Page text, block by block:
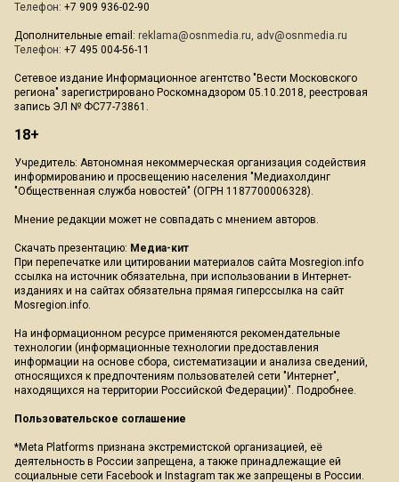
Телефон: +7 909 936-02-90
Дополнительные email: reklama@osnmedia.ru, adv@osnmedia.ru
Телефон: +7 495 004-56-11
Сетевое издание Информационное агентство "Вести Московского
региона" зарегистрировано Роскомнадзором 05.10.2018, реестровая
запись ЭЛ № ФС77-73861.
18+
Учредитель: Автономная некоммерческая организация содействия
информированию и просвещению населения "Медиахолдинг
"Общественная служба новостей" (ОГРН 1187700006328).
Мнение редакции может не совпадать с мнением авторов.
Скачать презентацию: Медиа-кит
При перепечатке или цитировании материалов сайта Mosregion.info
ссылка на источник обязательна, при использовании в Интернет-
изданиях и на сайтах обязательна прямая гиперссылка на сайт
Mosregion.info.
На информационном ресурсе применяются рекомендательные
технологии (информационные технологии предоставления
информации на основе сбора, систематизации и анализа сведений,
относящихся к предпочтениям пользователей сети "Интернет",
находящихся на территории Российской Федерации)". Подробнее.
Пользовательское соглашение
*Meta Platforms признана экстремистской организацией, её
деятельность в России запрещена, а также принадлежащие ей
социальные сети Facebook и Instagram так же запрещены в России.